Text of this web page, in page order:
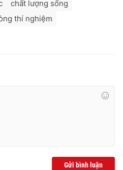
chất lượng sống
thí nghiệm
Gửi bình luận